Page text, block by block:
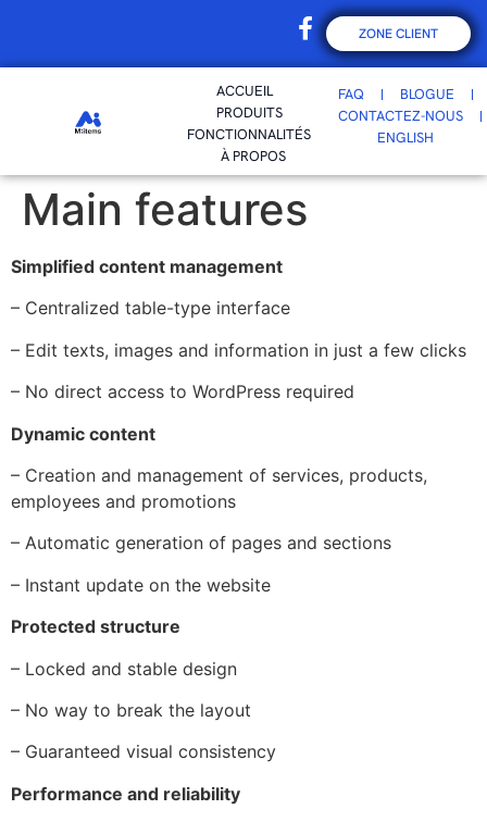
ZONE CLIENT
ACCUEIL
PRODUITS
FONCTIONNALITÉS
À PROPOS
FAQ
BLOGUE
CONTACTEZ-NOUS
ENGLISH
Main features
Simplified content management
– Centralized table-type interface
– Edit texts, images and information in just a few clicks
– No direct access to WordPress required
Dynamic content
– Creation and management of services, products,
employees and promotions
– Automatic generation of pages and sections
– Instant update on the website
Protected structure
– Locked and stable design
– No way to break the layout
– Guaranteed visual consistency
Performance and reliability